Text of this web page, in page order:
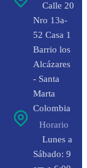
Calle 20
Nro 13a-
52 Casa 1
Barrio los
Alcázares
- Santa
Marta
Colombia
Horario
Lunes a
Sábado: 9